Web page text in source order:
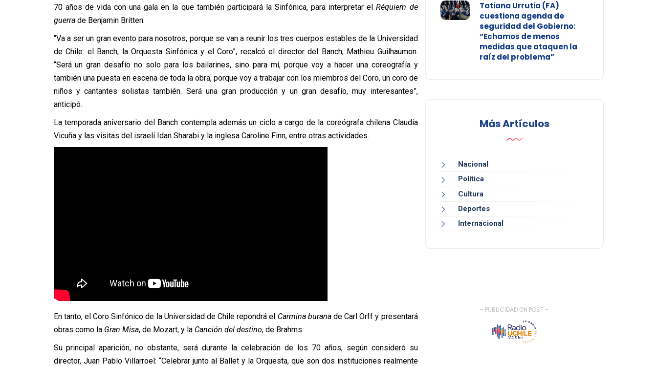
70 años de vida con una gala en la que también participará la Sinfónica, para interpretar elRéquiem de
guerrade Benjamin Britten.
“Va a ser un gran evento para nosotros, porque se van a reunir los tres cuerpos estables de la Universidad
de Chile: el Banch, la Orquesta Sinfónica y el Coro”, recalcó el director del Banch, Mathieu Guilhaumon.
“Será un gran desafío no solo para los bailarines, sino para mí, porque voy a hacer una coreografía y
también una puesta en escena de toda la obra, porque voy a trabajar con los miembros del Coro, un coro de
niños y cantantes solistas también. Será una gran producción y un gran desafío, muy interesantes”,
anticipó.
La temporada aniversario del Banch contempla además un ciclo a cargo de la coreógrafa chilena Claudia
Vicuña y las visitas del israelí Idan Sharabi y la inglesa Caroline Finn, entre otras actividades.
En tanto, el Coro Sinfónico de la Universidad de Chile repondrá el Carmina burana de Carl Orff y presentará
obras como la Gran Misa, de Mozart, y la Canción del destino, de Brahms.
Su principal aparición, no obstante, será durante la celebración de los 70 años, según consideró su
director, Juan Pablo Villarroel: “Celebrar junto al Ballet y la Orquesta, que son dos instituciones realmente
Tatiana Urrutia (FA)
cuestiona agenda de
seguridad del Gobierno:
“Echamos de menos
medidas que ataquen la
raíz del problema”
Más Artículos
Nacional
Política
Cultura
Deportes
Internacional
- PUBLICIDAD ON POST -